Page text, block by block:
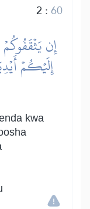
2 :60
إِن
إِلَيۡكُمۡ
kwa